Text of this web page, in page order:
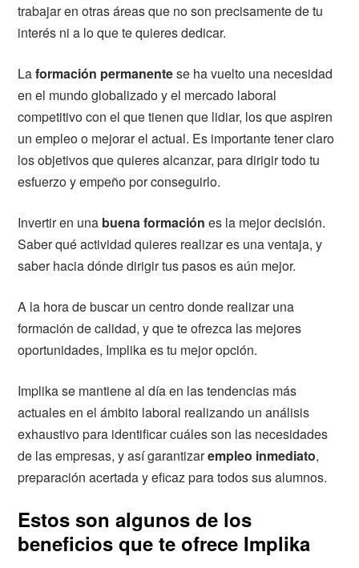
trabajar en otras áreas que no son precisamente de tu
interés ni a lo que te quieres dedicar.
Laformación permanentese ha vuelto una necesidad
en el mundo globalizado y el mercado laboral
competitivo con el que tienen que lidiar, los que aspiren
un empleo o mejorar el actual. Es importante tener claro
los objetivos que quieres alcanzar, para dirigir todo tu
esfuerzo y empeño por conseguirlo.
Invertir en una buena formación es la mejor decisión.
Saber qué actividad quieres realizar es una ventaja, y
saber hacia dónde dirigir tus pasos es aún mejor.
A la hora de buscar un centro donde realizar una
formación de calidad, y que te ofrezca las mejores
oportunidades, Implika es tu mejor opción.
Implika se mantiene al día en las tendencias más
actuales en el ámbito laboral realizando un análisis
exhaustivo para identificar cuáles son las necesidades
de las empresas, y así garantizarempleo inmediato,
preparación acertada y eficaz para todos sus alumnos.
Estos son algunos de los
beneficios que te ofrece Implika